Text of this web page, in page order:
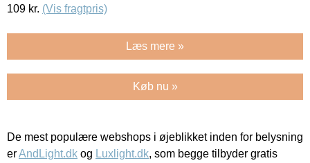
109 kr. (Vis fragtpris)
Læs mere »
Køb nu »
De mest populære webshops i øjeblikket inden for belysning
erAndLight.dk og Luxlight.dk, som begge tilbyder gratis